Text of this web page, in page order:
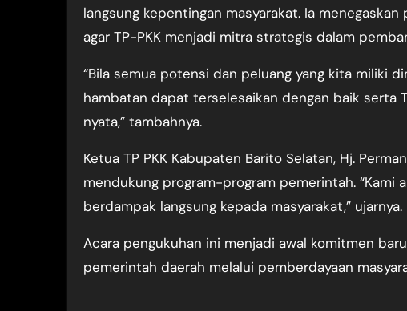
langsung kepentingan masyarakat. Ia
agar TP-PKK menjadi mitra strategis dalam
“Bila semua potensi dan peluang yang kita miliki
hambatan dapat terselesaikan dengan baik serta
nyata,” tambahnya.
Ketua TP PKK Kabupaten Barito Selatan, Hj.
mendukung program-program pemerintah. “Kami
berdampak langsung kepada masyarakat,” ujarnya.
Acara pengukuhan ini menjadi awal komitmen
pemerintah daerah melalui pemberdayaan